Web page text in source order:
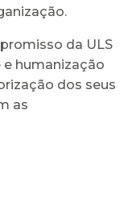
da ULS
e humanização
dos seus
as